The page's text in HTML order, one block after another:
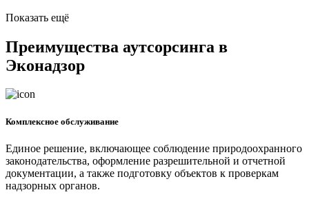
Показать ещё
Преимущества аутсорсинга в
Эконадзор
Комплексное обслуживание
Единое решение, включающее соблюдение природоохранного
законодательства, оформление разрешительной и отчетной
документации, а также подготовку объектов к проверкам
надзорных органов.